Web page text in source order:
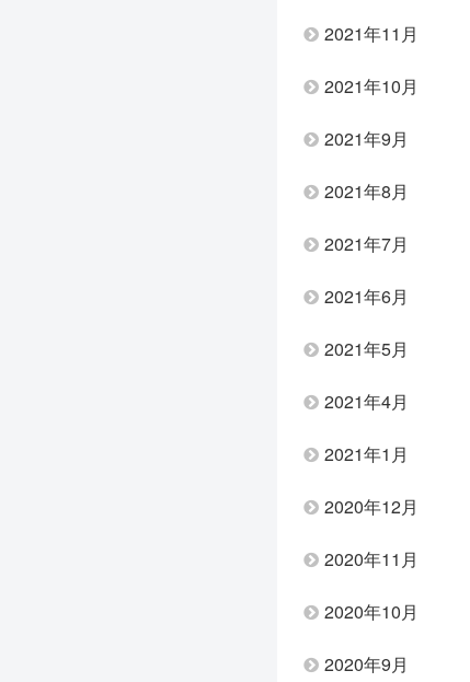
2021年11月
2021年10月
2021年9月
2021年8月
2021年7月
2021年6月
2021年5月
2021年4月
2021年1月
2020年12月
2020年11月
2020年10月
2020年9月